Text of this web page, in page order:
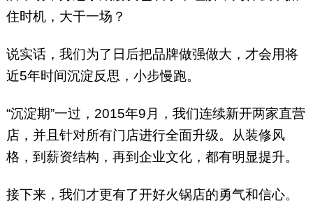
住时机，大干一场？
说实话，我们为了日后把品牌做强做大，才会用将
近5年时间沉淀反思，小步慢跑。
“沉淀期”一过，2015年9月，我们连续新开两家直营
店，并且针对所有门店进行全面升级。从装修风
格，到薪资结构，再到企业文化，都有明显提升。
接下来，我们才更有了开好火锅店的勇气和信心。